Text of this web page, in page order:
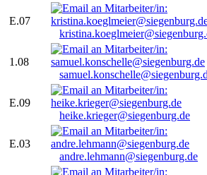
E.07
1.08
E.09
heike.krieger@siegenburg.de
E.03
andre.lehmann@siegenburg.de